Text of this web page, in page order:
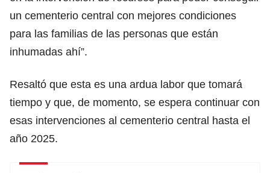
un cementerio central con mejores condiciones
para las familias de las personas que están
inhumadas ahí”.
Resaltó que esta es una ardua labor que tomará
tiempo y que, de momento, se espera continuar con
esas intervenciones al cementerio central hasta el
año 2025.